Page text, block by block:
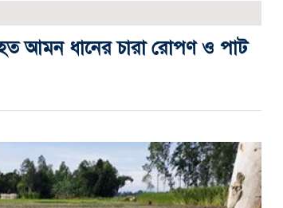
আমন ধানের চারা রোপণ ও পাট